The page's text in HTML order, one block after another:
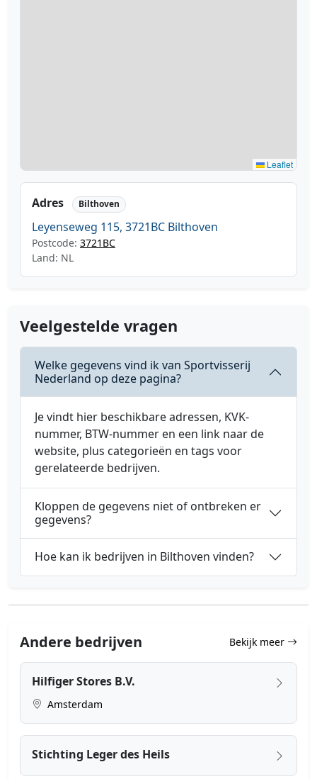
Leaflet
Adres Bilthoven
Leyenseweg 115, 3721BC Bilthoven
Postcode: 3721BC
Land: NL
Veelgestelde vragen
Welke gegevens vind ik van Sportvisserij
Nederland op deze pagina?
Je vindt hier beschikbare adressen, KVK-
nummer, BTW-nummer en een link naar de
website, plus categorieën en tags voor
gerelateerde bedrijven.
Kloppen de gegevens niet of ontbreken er
gegevens?
Hoe kan ik bedrijven in Bilthoven vinden?
Andere bedrijven Bekijk meer
Hilfiger Stores B.V.
Amsterdam
Stichting Leger des Heils